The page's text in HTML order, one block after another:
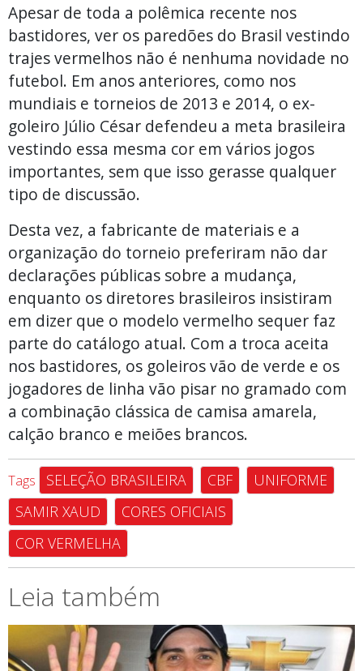
Apesar de toda a polêmica recente nos
bastidores, ver os paredões do Brasil vestindo
trajes vermelhos não é nenhuma novidade no
futebol. Em anos anteriores, como nos
mundiais e torneios de 2013 e 2014, o ex-
goleiro Júlio César defendeu a meta brasileira
vestindo essa mesma cor em vários jogos
importantes, sem que isso gerasse qualquer
tipo de discussão.
Desta vez, a fabricante de materiais e a
organização do torneio preferiram não dar
declarações públicas sobre a mudança,
enquanto os diretores brasileiros insistiram
em dizer que o modelo vermelho sequer faz
parte do catálogo atual. Com a troca aceita
nos bastidores, os goleiros vão de verde e os
jogadores de linha vão pisar no gramado com
a combinação clássica de camisa amarela,
calção branco e meiões brancos.
Tags SELEÇÃO BRASILEIRA CBF
UNIFORME
SAMIR XAUD
CORES OFICIAIS
COR VERMELHA
Leia também